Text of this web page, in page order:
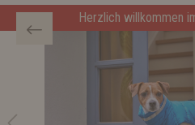
Herzlich willkommen